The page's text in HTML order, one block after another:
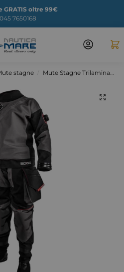
GRATIS oltre 99€
045 7650168
stagne Mute Stagne Trilaminato